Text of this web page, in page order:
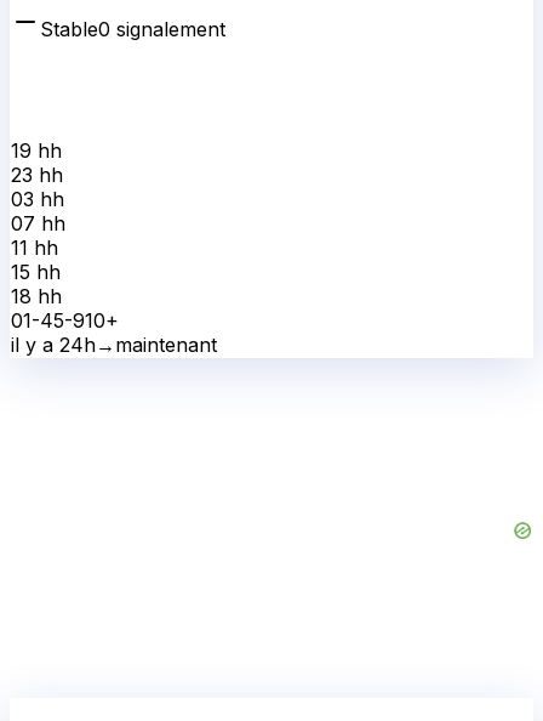
Stable0 signalement
19 hh
23 hh
03 hh
07 hh
11 hh
15 hh
18 hh
01-45-910+
il y a 24h→ maintenant